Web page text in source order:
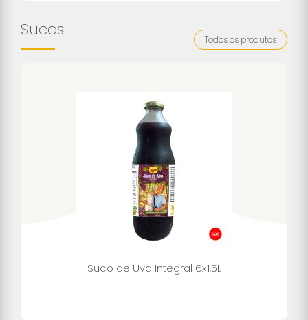
Sucos Todos os produtos
Suco de Uva Integral 6x1,5L